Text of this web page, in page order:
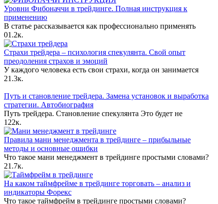
Уровни Фибоначчи в трейдинге. Полная инструкция к
применению
В статье рассказывается как профессионально применять
01.2к.
Страхи трейдера – психология спекулянта. Свой опыт
преодоления страхов и эмоций
У каждого человека есть свои страхи, когда он занимается
21.3к.
Путь и становление трейдера. Замена установок и выработка
стратегии. Автобиография
Путь трейдера. Становление спекулянта Это будет не
122к.
Правила мани менеджмента в трейдинге – прибыльные
методы и основные ошибки
Что такое мани менеджмент в трейдинге простыми словами?
21.7к.
На каком таймфрейме в трейдинге торговать – анализ и
индикаторы Форекс
Что такое таймфрейм в трейдинге простыми словами?